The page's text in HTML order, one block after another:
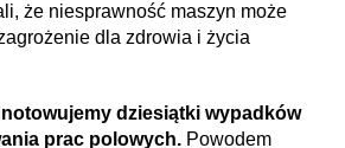
że niesprawność maszyn może
dla zdrowia i życia
dziesiątki wypadków
prac polowych. Powodem